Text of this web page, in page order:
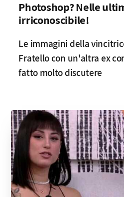
Photoshop? Nelle
irriconoscibile!
Le immagini della
Fratello con un'altra ex
fatto molto discutere